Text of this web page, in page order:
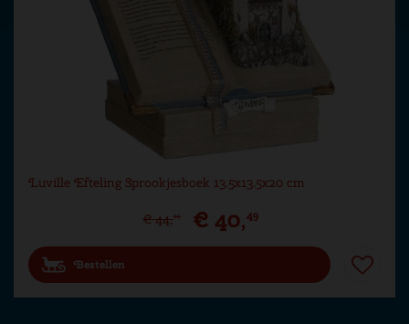
Luville Efteling Sprookjesboek 13.5x13.5x20 cm
€ 44,99 € 40,49
Bestellen